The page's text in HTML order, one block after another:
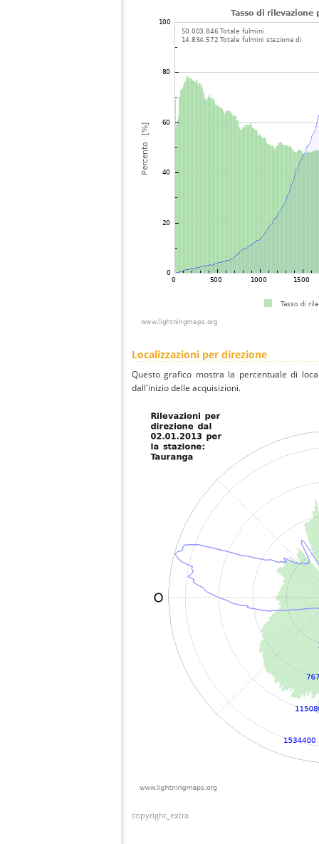
Localizzazioni per direzione
Questo grafico mostra la percentuale di
dall'inizio delle acquisizioni.
copyright_extra